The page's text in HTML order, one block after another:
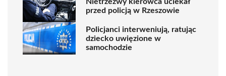
przed policją w Rzeszowie
Policjanci interweniują, ratując
dziecko uwięzione w
samochodzie